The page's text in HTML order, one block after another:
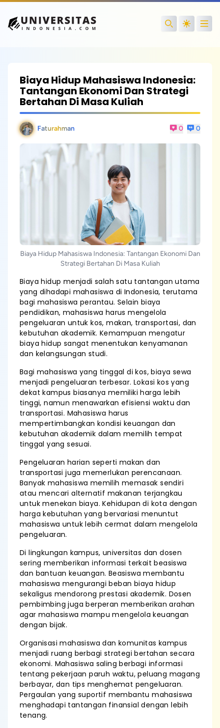
Search
Biaya Hidup Mahasiswa Indonesia:
Tantangan Ekonomi Dan Strategi
Bertahan Di Masa Kuliah
Faturahman 0 0
Biaya Hidup Mahasiswa Indonesia: Tantangan Ekonomi Dan
Strategi Bertahan Di Masa Kuliah
Biaya hidup menjadi salah satu tantangan utama
yang dihadapi mahasiswa di Indonesia, terutama
bagi mahasiswa perantau. Selain biaya
pendidikan, mahasiswa harus mengelola
pengeluaran untuk kos, makan, transportasi, dan
kebutuhan akademik. Kemampuan mengatur
biaya hidup sangat menentukan kenyamanan
dan kelangsungan studi.
Bagi mahasiswa yang tinggal di kos, biaya sewa
menjadi pengeluaran terbesar. Lokasi kos yang
dekat kampus biasanya memiliki harga lebih
tinggi, namun menawarkan efisiensi waktu dan
transportasi. Mahasiswa harus
mempertimbangkan kondisi keuangan dan
kebutuhan akademik dalam memilih tempat
tinggal yang sesuai.
Pengeluaran harian seperti makan dan
transportasi juga memerlukan perencanaan.
Banyak mahasiswa memilih memasak sendiri
atau mencari alternatif makanan terjangkau
untuk menekan biaya. Kehidupan di kota dengan
harga kebutuhan yang bervariasi menuntut
mahasiswa untuk lebih cermat dalam mengelola
pengeluaran.
Di lingkungan kampus, universitas dan dosen
sering memberikan informasi terkait beasiswa
dan bantuan keuangan. Beasiswa membantu
mahasiswa mengurangi beban biaya hidup
sekaligus mendorong prestasi akademik. Dosen
pembimbing juga berperan memberikan arahan
agar mahasiswa mampu mengelola keuangan
dengan bijak.
Organisasi mahasiswa dan komunitas kampus
menjadi ruang berbagi strategi bertahan secara
ekonomi. Mahasiswa saling berbagi informasi
tentang pekerjaan paruh waktu, peluang magang
berbayar, dan tips menghemat pengeluaran.
Pergaulan yang suportif membantu mahasiswa
menghadapi tantangan finansial dengan lebih
tenang.